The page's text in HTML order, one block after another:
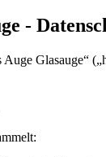
-
Glasauge“